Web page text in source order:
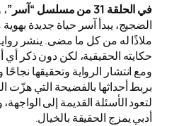
في الحلقة 31 من مسلسل “آسر”
الضجيج، يبدأ آسر حياة جديدة
ملاذًا له من كل ما مضى. ينشر
حكايته الحقيقية، لكن دون ذكر
ومع انتشار الرواية وتحقيقها
بربط أحداثها بالفضيحة التي هزّت
لتعود الأسئلة القديمة إلى
أدبي يمزج الحقيقة بالخيال.